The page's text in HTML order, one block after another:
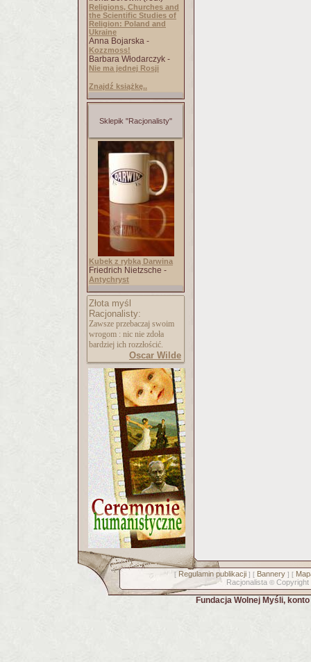
Religions, Churches and
the Scientific Studies of
Religion: Poland and
Ukraine
Anna Bojarska -
Kozzmoss!
Barbara Włodarczyk -
Nie ma jednej Rosji
Znajdź książkę..
Sklepik "Racjonalisty"
Kubek z rybką Darwina
Friedrich Nietzsche -
Antychryst
Złota myśl
Racjonalisty:
Zawsze przebaczaj swoim
wrogom : nic nie zdoła
bardziej ich rozzłościć.
Oscar Wilde
[ Regulamin publikacji] [ Bannery] [
Racjonalista © Copyright
Fundacja Wolnej Myśli,